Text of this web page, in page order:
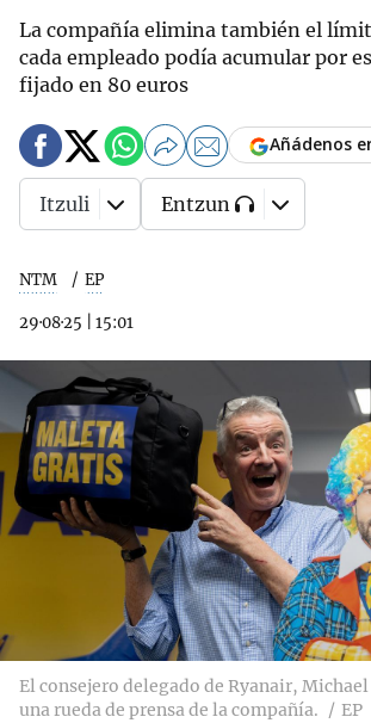
La compañía elimina también el
cada empleado podía acumular por
fijado en 80 euros
NTM EP
29·08·25 15:01
Añádenos
Itzuli Entzun
El consejero delegado de Ryanair,
una rueda de prensa de la compañía.
EP